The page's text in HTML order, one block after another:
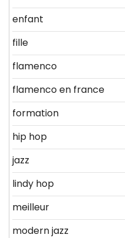
enfant
fille
flamenco
flamenco en france
formation
hip hop
jazz
lindy hop
meilleur
modern jazz